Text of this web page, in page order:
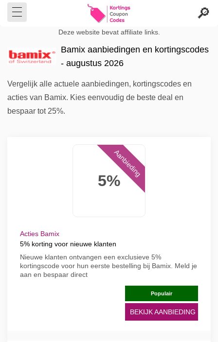
Deze website bevat affiliate links.
Bamix aanbiedingen en kortingscodes
- augustus 2026
Vergelijk alle actuele aanbiedingen, kortingscodes en
acties van Bamix. Kies eenvoudig de beste deal en
bespaar tot 25%.
5%
Aanbieding
Acties Bamix
5% korting voor nieuwe klanten
Nieuwe klanten ontvangen een exclusieve 5%
kortingscode voor hun eerste bestelling bij Bamix. Meld je
aan en bespaar direct
Populair
BEKIJK AANBIEDING